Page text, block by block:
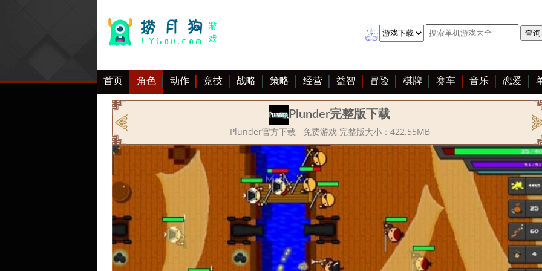
首页 角色 动作 竞技 战略 策略 经营 益智 冒险 棋牌 赛车 音乐 恋爱
大全
Plunder完整版下载
Plunder官方下载 免费游戏 完整版大小：422.55MB